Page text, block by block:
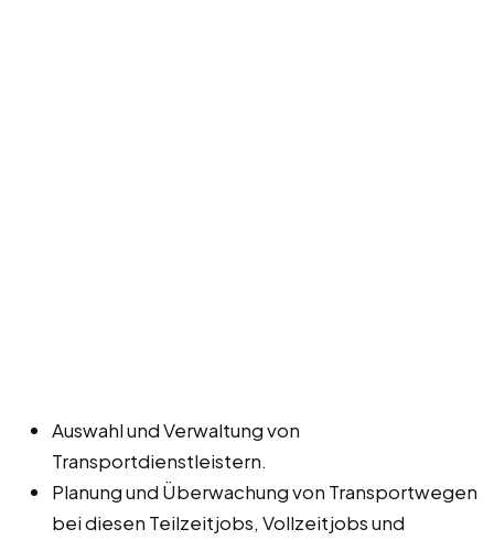
Auswahl und Verwaltung von
Transportdienstleistern.
Planung und Überwachung von Transportwegen
bei diesen Teilzeitjobs, Vollzeitjobs und